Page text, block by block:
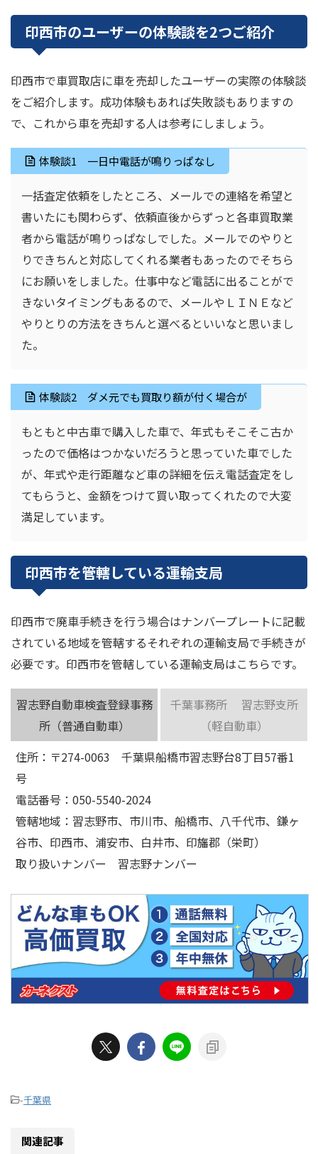
印西市のユーザーの体験談を2つご紹介
印西市で車買取店に車を売却したユーザーの実際の体験談
をご紹介します。成功体験もあれば失敗談もありますの
で、これから車を売却する人は参考にしましょう。
体験談1 一日中電話が鳴りっぱなし
一括査定依頼をしたところ、メールでの連絡を希望と
書いたにも関わらず、依頼直後からずっと各車買取業
者から電話が鳴りっぱなしでした。メールでのやりと
りできちんと対応してくれる業者もあったのでそちら
にお願いをしました。仕事中など電話に出ることがで
きないタイミングもあるので、メールやＬＩＮＥなど
やりとりの方法をきちんと選べるといいなと思いまし
た。
体験談2 ダメ元でも買取り額が付く場合が
もともと中古車で購入した車で、年式もそこそこ古か
ったので価格はつかないだろうと思っていた車でした
が、年式や走行距離など車の詳細を伝え電話査定をし
てもらうと、金額をつけて買い取ってくれたので大変
満足しています。
印西市を管轄している運輸支局
印西市で廃車手続きを行う場合はナンバープレートに記載
されている地域を管轄するそれぞれの運輸支局で手続きが
必要です。印西市を管轄している運輸支局はこちらです。
習志野自動車検査登録事務
所（普通自動車）
千葉事務所 習志野支所
（軽自動車）
住所：〒274-0063 千葉県船橋市習志野台8丁目57番1
号
電話番号：050-5540-2024
管轄地域：習志野市、市川市、船橋市、八千代市、鎌ヶ
谷市、印西市、浦安市、白井市、印旛郡（栄町）
取り扱いナンバー 習志野ナンバー
-千葉県
関連記事